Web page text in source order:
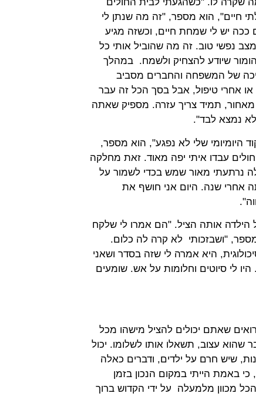
חיים", הוא מספר, "זה מה שנתן לי
יש לי שמחת חיים, וכשזה מגיע
נפשי טוב. זה מה שהוביל אותי כל
שיודע להצחיק ולשמח. במהלך
של המשפחה והחברים מסביב
או אחרי טיפול, אבל בסך הכל זה עבר
תמיד צריך עזרה. מספיק שאתה
נמצא לבד".
היומיומי שלי לא נפגע", הוא מספר,
עבדו איתי יפה מאוד. זאת מחלקה
נרתעתי מאור שמש בכדי לשמור על
אחרי שנה. היום אני חושף את
הילדה אותה הציל. "הם אמרו לי שלקח
"ושבזכותי לא קרה לה כלום.
היא אמרה לי שזה בסדר ושאני
לי סיוטים וחלומות על אש. שומעים
שאתם יכולים להציל מישהו מכל
עצוב, תשאלו אותו לשלומו. יכול
שיש חרם על ילדים, ודברים כאלה
כי באמת הייתי במקום הנכון בזמן
מכוון מלמעלה על ידי הקדוש ברוך